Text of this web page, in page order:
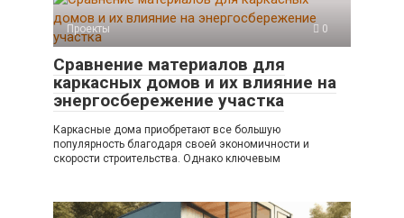
Проекты 0
Сравнение материалов для
каркасных домов и их влияние на
энергосбережение участка
Каркасные дома приобретают все большую
популярность благодаря своей экономичности и
скорости строительства. Однако ключевым